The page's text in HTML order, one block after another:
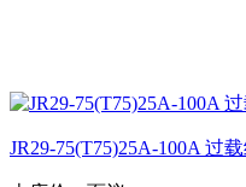
JR29-75(T75)25A-100A 过